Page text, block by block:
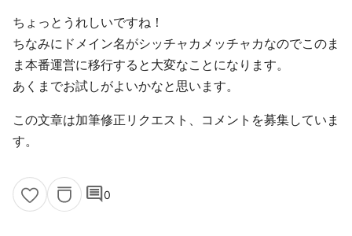
ちょっとうれしいですね！
ちなみにドメイン名がシッチャカメッチャカなのでこのま
ま本番運営に移行すると大変なことになります。
あくまでお試しがよいかなと思います。
この文章は加筆修正リクエスト、コメントを募集していま
す。
comment0